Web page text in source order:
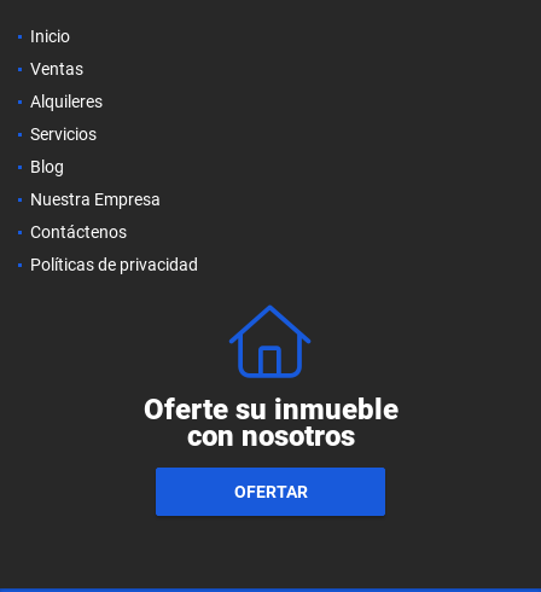
Inicio
Ventas
Alquileres
Servicios
Blog
Nuestra Empresa
Contáctenos
Políticas de privacidad
Oferte su inmueble
con nosotros
OFERTAR